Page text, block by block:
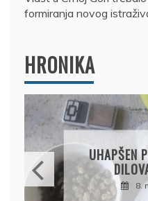
formiranja novog
HRONIKA